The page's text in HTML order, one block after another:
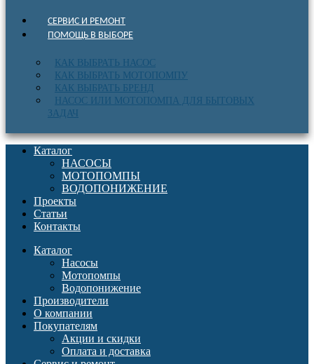
СЕРВИС И РЕМОНТ
ПОМОЩЬ В ВЫБОРЕ
КАК ВЫБРАТЬ НАСОС
КАК ВЫБРАТЬ МОТОПОМПУ
КАК ВЫБРАТЬ БРЕНД
НАСОС ИЛИ МОТОПОМПА ДЛЯ БЫТОВЫХ
ЗАДАЧ
Каталог
НАСОСЫ
МОТОПОМПЫ
ВОДОПОНИЖЕНИЕ
Проекты
Статьи
Контакты
Каталог
Насосы
Мотопомпы
Водопонижение
Производители
О компании
Покупателям
Акции и скидки
Оплата и доставка